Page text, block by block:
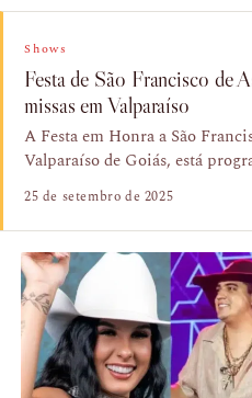
Shows
Festa de São Francisco de
missas em Valparaíso
A Festa em Honra a São
Valparaíso de Goiás, está
25 de setembro de 2025